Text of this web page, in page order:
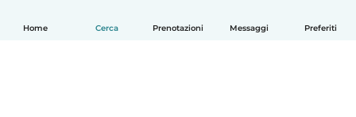
Home Cerca Prenotazioni Messaggi Preferiti